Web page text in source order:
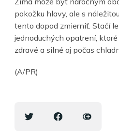
pokožku hlavy, ale s
tento dopad zmierniť. Stačí
jednoduchých opatrení,
zdravé a silné aj počas
(A/PR)